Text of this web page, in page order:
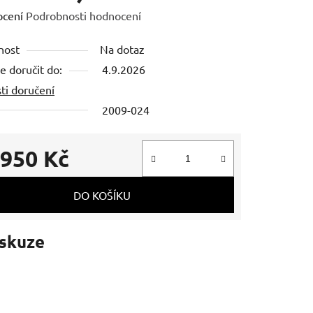
Podrobnosti hodnocení
Na dotaz
doručit do:
4.9.2026
doručení
2009-024
Kč
cena:
DO KOŠÍKU